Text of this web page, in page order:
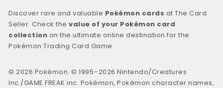
Discover rare and valuable Pokémon cards at The Card
Seller. Check thevalue of your Pokémon card
collection on the ultimate online destination for the
Pokémon Trading Card Game.
© 2026 Pokémon. © 1995–2026 Nintendo/Creatures
Inc./GAME FREAK inc. Pokémon, Pokémon character names,